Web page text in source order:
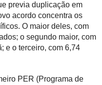
previa duplicação em
acordo concentra os
O maior deles, com
o segundo maior, com
e o terceiro, com 6,74
PER (Programa de